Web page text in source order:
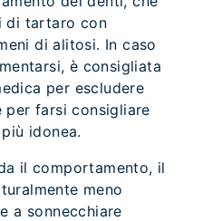
di tartaro con
di alitosi. In caso
è consigliata
per escludere
per farsi consigliare
idonea.
il comportamento, il
meno
a sonnecchiare